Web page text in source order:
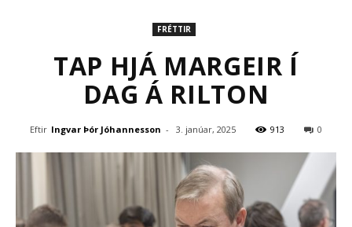
FRÉTTIR
TAP HJÁ MARGEIR Í
DAG Á RILTON
Eftir Ingvar Þór Jóhannesson - 3. janúar, 2025 913 0